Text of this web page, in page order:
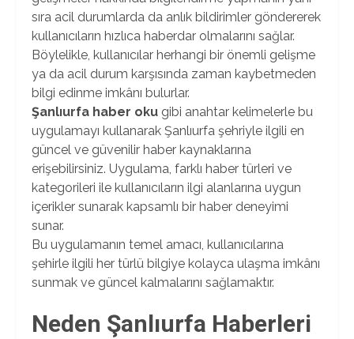
sıra acil durumlarda da anlık bildirimler göndererek
kullanıcıların hızlıca haberdar olmalarını sağlar.
Böylelikle, kullanıcılar herhangi bir önemli gelişme
ya da acil durum karşısında zaman kaybetmeden
bilgi edinme imkânı bulurlar.
Şanlıurfa haber oku gibi anahtar kelimelerle bu
uygulamayı kullanarak Şanlıurfa şehriyle ilgili en
güncel ve güvenilir haber kaynaklarına
erişebilirsiniz. Uygulama, farklı haber türleri ve
kategorileri ile kullanıcıların ilgi alanlarına uygun
içerikler sunarak kapsamlı bir haber deneyimi
sunar.
Bu uygulamanın temel amacı, kullanıcılarına
şehirle ilgili her türlü bilgiye kolayca ulaşma imkânı
sunmak ve güncel kalmalarını sağlamaktır.
Neden Şanlıurfa Haberleri